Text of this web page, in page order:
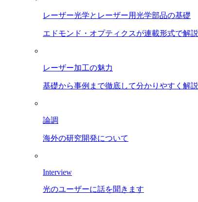
レーザー光学とレーザー用光学部品の基礎
エドモンド・オプティクスが連載形式で解説
レーザー加工の魅力
基礎から事例まで徹底して分かりやすく解説
論調
海外の研究開発について
Interview
光のユーザーに話を聞きます